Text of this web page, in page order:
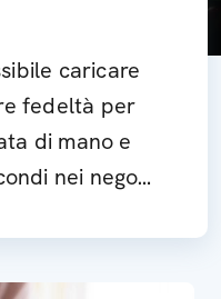
caricare
fedeltà per
di mano e
nei negozi.